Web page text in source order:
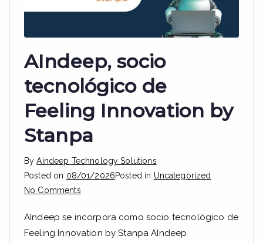
AIndeep, socio
tecnológico de
Feeling Innovation by
Stanpa
ByAindeep Technology Solutions
Posted on 08/01/2026Posted in Uncategorized
No Commentson
socio
tecnológico
AIndeep se incorpora como socio tecnológico de
Feeling Innovation by Stanpa AIndeep